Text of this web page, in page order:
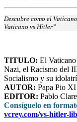
Descubre como el
Vaticano vs Hitler”
TITULO: El
Nazi, el Racismo del
Socialismo y su
AUTOR: Papa Pio XI
EDITOR: Pablo
Consíguelo en
vcrey.com/vs-hitler-